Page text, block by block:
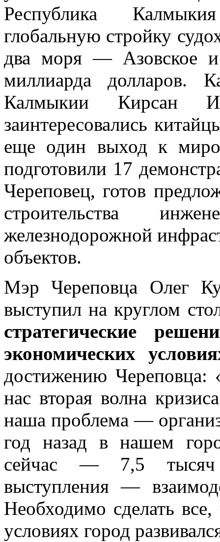
Республика
глобальную стройку
два моря — Азовское и
миллиарда долларов.
Калмыкии Кирсан
заинтересовались
еще один выход к
подготовили 17
Череповец, готов
строительства
железнодорожной
объектов.
Мэр Череповца Олег
выступил на круглом
стратегические
экономических
достижению
нас вторая волна
наша проблема —
год назад в нашем
сейчас — 7,5 тысяч
выступления —
Необходимо сделать
условиях город